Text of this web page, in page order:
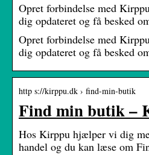
Opret forbindelse med
dig opdateret og få besked
Opret forbindelse med
dig opdateret og få besked
http s://kirppu.dk › find-min-butik
Find min butik –
Hos Kirppu hjælper vi dig
handel og du kan læse om